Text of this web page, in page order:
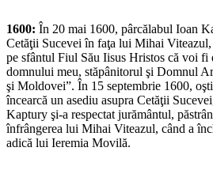
1600: În 20 mai 1600, pârcălabul Ioan
Cetăţii Sucevei în faţa lui Mihai
pe sfântul Fiul Său Iisus Hristos că voi fi
domnului meu, stăpânitorul şi Domnul
şi Moldovei”. În 15 septembrie 1600,
încearcă un asediu asupra Cetăţii
Kaptury şi-a respectat jurământul,
înfrângerea lui Mihai Viteazul, când a
adică lui Ieremia Movilă.